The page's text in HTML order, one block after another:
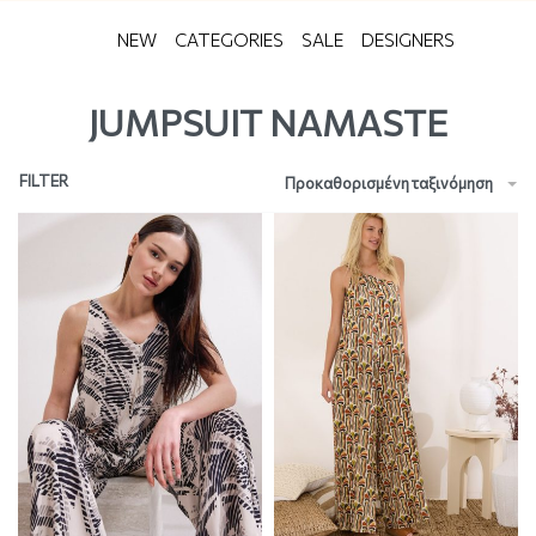
NEW CATEGORIES SALE DESIGNERS
JUMPSUIT NAMASTE
Προκαθορισμένη ταξινόμηση
FILTER